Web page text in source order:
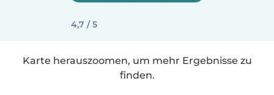
4,7 / 5
Karte herauszoomen, um mehr Ergebnisse zu
finden.